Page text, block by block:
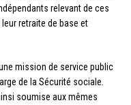
relevant de ces
retraite de base et
mission de service public
de la Sécurité sociale.
soumise aux mêmes